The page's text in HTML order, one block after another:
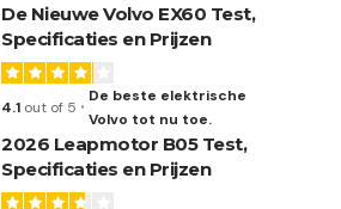
De Nieuwe Volvo EX60 Test,
Specificaties en Prijzen
4.1 out of 5
De beste elektrische
Volvo tot nu toe.
2026 Leapmotor B05 Test,
Specificaties en Prijzen